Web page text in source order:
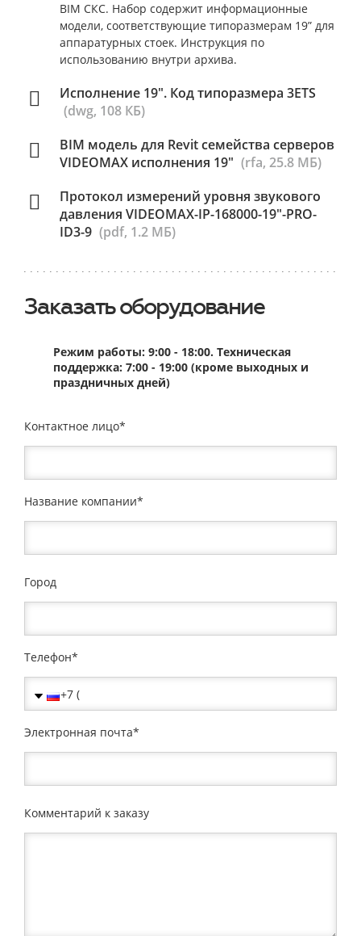
BIM СКС. Набор содержит информационные
модели, соответствующие типоразмерам 19” для
аппаратурных стоек. Инструкция по
использованию внутри архива.
Исполнение 19". Код типоразмера 3ETS
(dwg, 108 КБ)
BIM модель для Revit семейства серверов
VIDEOMAX исполнения 19" (rfa, 25.8 МБ)
Протокол измерений уровня звукового
давления VIDEOMAX-IP-168000-19"-PRO-
ID3-9 (pdf, 1.2 МБ)
Заказать оборудование
Режим работы: 9:00 - 18:00. Техническая
поддержка: 7:00 - 19:00 (кроме выходных и
праздничных дней)
Контактное лицо
Название компании
Город
Телефон
Электронная почта
Комментарий к заказу